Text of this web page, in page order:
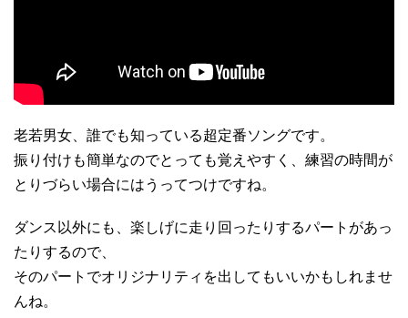
老若男女、誰でも知っている超定番ソングです。
振り付けも簡単なのでとっても覚えやすく、練習の時間が
とりづらい場合にはうってつけですね。
ダンス以外にも、楽しげに走り回ったりするパートがあっ
たりするので、
そのパートでオリジナリティを出してもいいかもしれませ
んね。